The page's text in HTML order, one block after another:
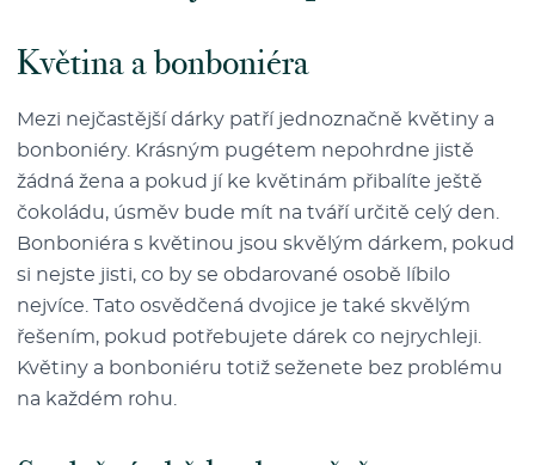
Květina a bonboniéra
Mezi nejčastější dárky patří jednoznačně květiny a
bonboniéry. Krásným pugétem nepohrdne jistě
žádná žena a pokud jí ke květinám přibalíte ještě
čokoládu, úsměv bude mít na tváří určitě celý den.
Bonboniéra s květinou jsou skvělým dárkem, pokud
si nejste jisti, co by se obdarované osobě líbilo
nejvíce. Tato osvědčená dvojice je také skvělým
řešením, pokud potřebujete dárek co nejrychleji.
Květiny a bonboniéru totiž seženete bez problému
na každém rohu.